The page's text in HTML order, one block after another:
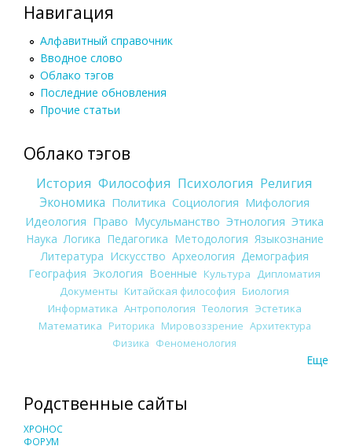
Навигация
Алфавитный справочник
Вводное слово
Облако тэгов
Последние обновления
Прочие статьи
Облако тэгов
История Философия Психология Религия
Экономика Политика Социология Мифология
Идеология Право Мусульманство Этнология Этика
Наука Логика Педагогика Методология Языкознание
Литература Искусство Археология Демография
География Экология Военные Культура
Дипломатия
Документы Китайская философия Биология
Информатика Антропология Теология Эстетика
Математика Риторика Мировоззрение Архитектура
Физика Феноменология
Еще
Родственные сайты
ХРОНОС
ФОРУМ